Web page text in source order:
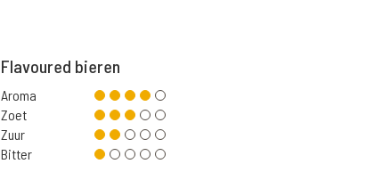
Flavoured bieren
Aroma
Zoet
Zuur
Bitter